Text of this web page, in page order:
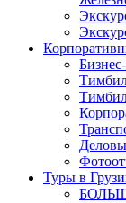
Туры в